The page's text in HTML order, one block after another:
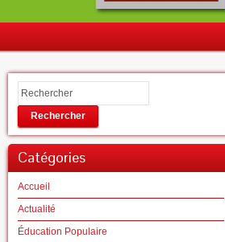
Rechercher
Catégories
Accueil
Actualité
Éducation Populaire